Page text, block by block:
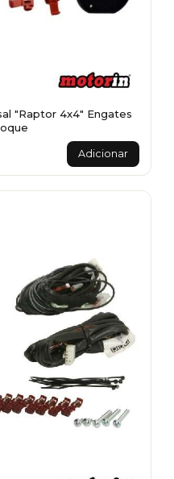
"Raptor 4x4" Engates
Adicionar